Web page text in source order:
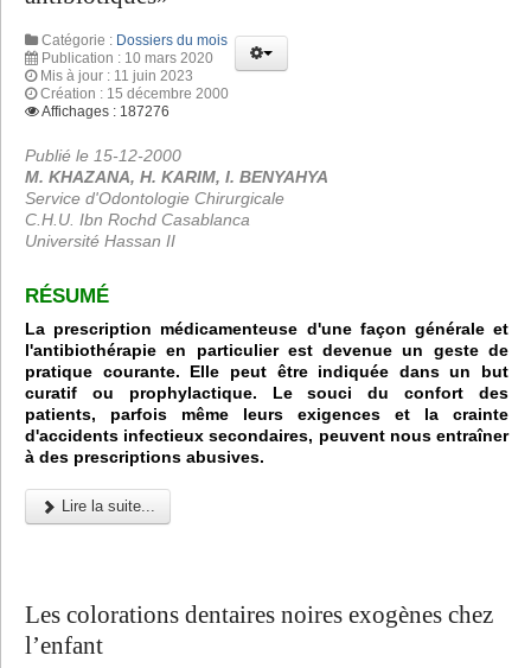
Catégorie : Dossiers du mois
Publication : 10 mars 2020
Mis à jour : 11 juin 2023
Création : 15 décembre 2000
Affichages : 187276
Publié le 15-12-2000
M. KHAZANA, H. KARIM, I. BENYAHYA
Service d'Odontologie Chirurgicale
C.H.U. Ibn Rochd Casablanca
Université Hassan II
RÉSUMÉ
La prescription médicamenteuse d'une façon générale et
l'antibiothérapie en particulier est devenue un geste de
pratique courante. Elle peut être indiquée dans un but
curatif ou prophylactique. Le souci du confort des
patients, parfois même leurs exigences et la crainte
d'accidents infectieux secondaires, peuvent nous entraîner
à des prescriptions abusives.
Lire la suite...
Les colorations dentaires noires exogènes chez
l’enfant